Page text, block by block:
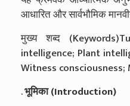
आधारित और सार्वभौमिक
मुख्य शब्द
intelligence; Plant
Witness consciousness;
.भूमिका (Introduction)